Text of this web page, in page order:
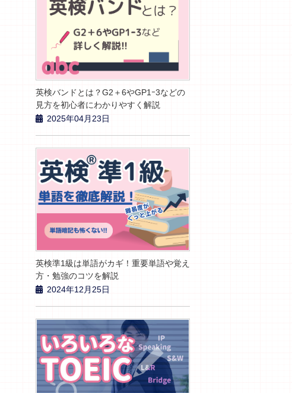
英検バンドとは？G2＋6やGP1ｰ3などの
見方を初心者にわかりやすく解説
2025年04月23日
英検準1級は単語がカギ！重要単語や覚え
方・勉強のコツを解説
2024年12月25日